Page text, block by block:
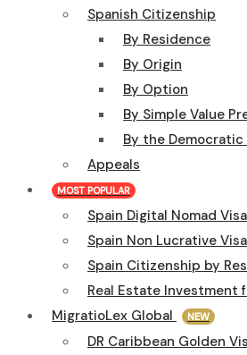
Spanish Citizenship
By Residence
By Origin
By Option
By Simple Value
By the Democratic
Appeals
MOST POPULAR
Spain Digital Nomad Visa
Spain Non Lucrative Visa
Spain Citizenship by
Real Estate Investment
MigratioLex Global
NEW
DR Caribbean Golden